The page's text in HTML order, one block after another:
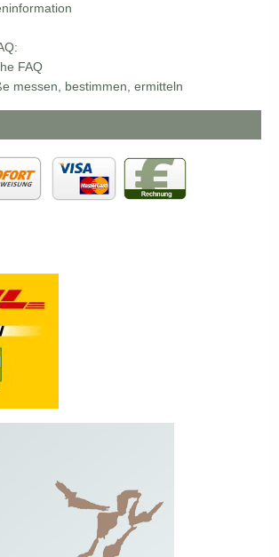
FAQ
messen, bestimmen, ermitteln